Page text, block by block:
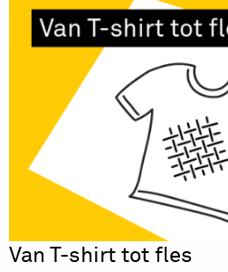
Van T-shirt tot fles